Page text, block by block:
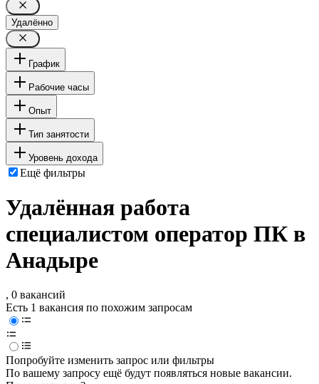
Удалённо
График
Рабочие часы
Опыт
Тип занятости
Уровень дохода
Ещё фильтры
Удалённая работа
специалистом оператор ПК в
Анадыре
, 0 вакансий
Есть 1 вакансия по похожим запросам
Попробуйте изменить запрос или фильтры
По вашему запросу ещё будут появляться новые вакансии.